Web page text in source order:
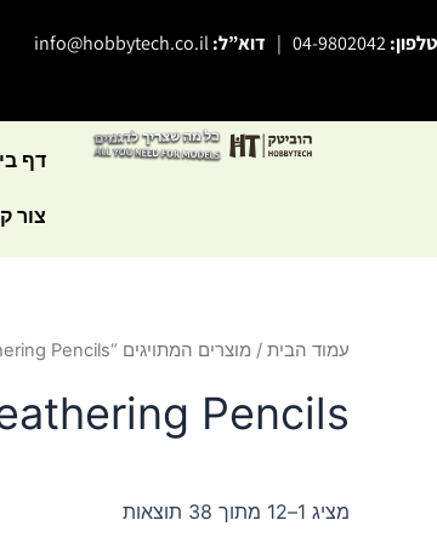
לתוכן
טלפון:04-9802042
| דוא”ל:info@hobbytech.co.il
b
o
f
דף
צור
עמוד הבית / מוצרים המתויגים “Weathering Pencils”
Pencils
מציג 1–12 מתוך 38 תוצאות